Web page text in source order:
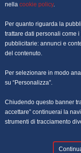
nella cookie policy.
Per quanto riguarda la
trattare dati personali come
pubblicitarie: annunci e
del contenuto.
Per selezionare in modo
su “Personalizza”.
Chiudendo questo banner
accettare” continuerai la
strumenti di tracciamento